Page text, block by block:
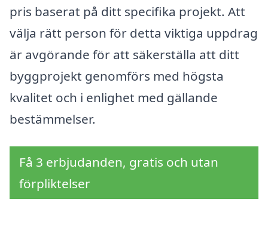
pris baserat på ditt specifika projekt. Att
välja rätt person för detta viktiga uppdrag
är avgörande för att säkerställa att ditt
byggprojekt genomförs med högsta
kvalitet och i enlighet med gällande
bestämmelser.
Få 3 erbjudanden, gratis och utan
förpliktelser